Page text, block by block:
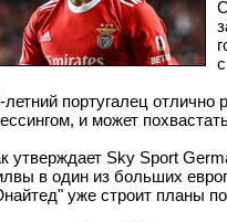
летний португалец
и может
утверждает Sky Sport
в один из больших
уже строит планы